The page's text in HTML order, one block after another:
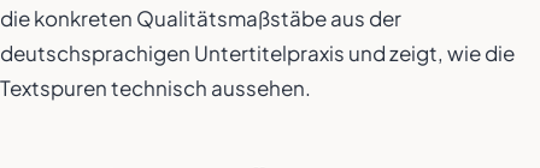
die konkreten Qualitätsmaßstäbe aus der
deutschsprachigen Untertitelpraxis und zeigt, wie die
Textspuren technisch aussehen.